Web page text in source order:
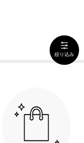
絞り込み